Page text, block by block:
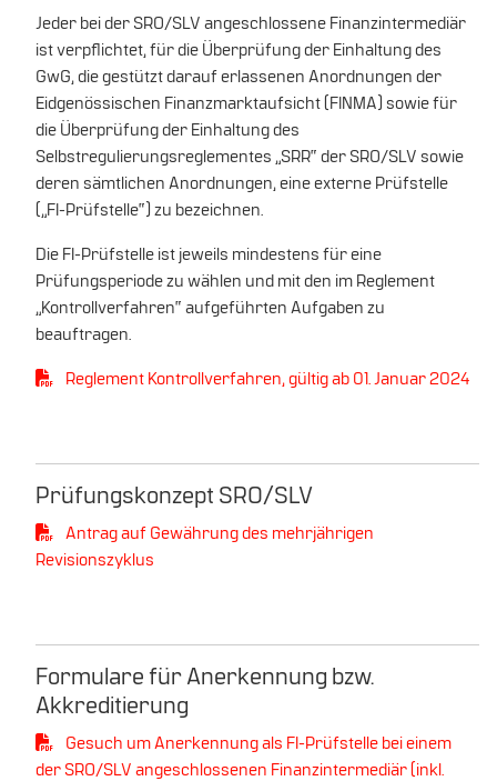
Jeder bei der SRO/SLV angeschlossene Finanzintermediär
ist verpflichtet, für die Überprüfung der Einhaltung des
GwG, die gestützt darauf erlassenen Anordnungen der
Eidgenössischen Finanzmarktaufsicht (FINMA) sowie für
die Überprüfung der Einhaltung des
Selbstregulierungsreglementes „SRR“ der SRO/SLV sowie
deren sämtlichen Anordnungen, eine externe Prüfstelle
(„FI-Prüfstelle“) zu bezeichnen.
Die FI-Prüfstelle ist jeweils mindestens für eine
Prüfungsperiode zu wählen und mit den im Reglement
„Kontrollverfahren“ aufgeführten Aufgaben zu
beauftragen.
Reglement Kontrollverfahren, gültig ab 01. Januar 2024
Prüfungskonzept SRO/SLV
Antrag auf Gewährung des mehrjährigen
Revisionszyklus
Formulare für Anerkennung bzw.
Akkreditierung
Gesuch um Anerkennung als FI-Prüfstelle bei einem
der SRO/SLV angeschlossenen Finanzintermediär (inkl.